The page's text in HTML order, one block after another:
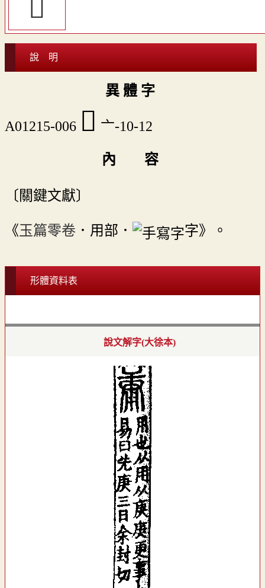
𧆿
說 明
異 體 字
A01215-006 󱯾 亠-10-12
內 容
〔關鍵文獻〕
《玉篇零卷 ．用部． 字》。
形體資料表
說文解字(大徐本)